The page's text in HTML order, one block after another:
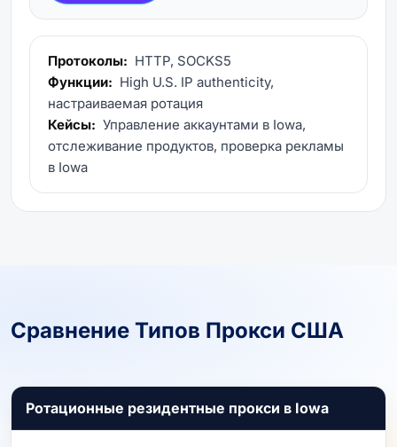
Протоколы: HTTP, SOCKS5
Функции: High U.S. IP authenticity,
настраиваемая ротация
Кейсы: Управление аккаунтами в Iowa,
отслеживание продуктов, проверка рекламы
в Iowa
Сравнение Типов Прокси США
Ротационные резидентные прокси в Iowa